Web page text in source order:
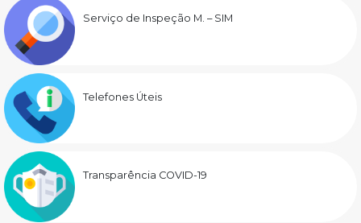
Serviço de Inspeção M. – SIM
Telefones Úteis
Transparência COVID-19